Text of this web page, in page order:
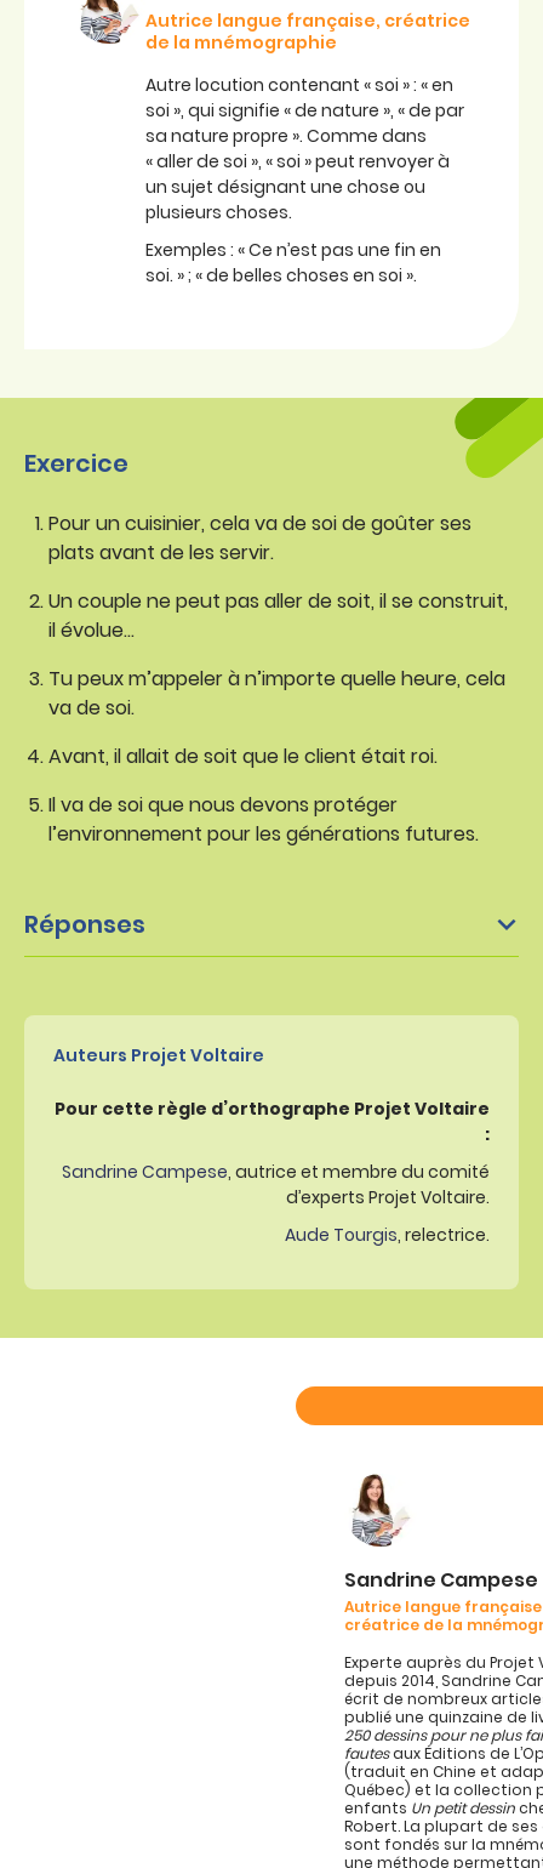
Autrice langue française, créatrice
de la mnémographie
Autre locution contenant « soi » : « en
soi », qui signifie « de nature », « de par
sa nature propre ». Comme dans
« aller de soi », « soi » peut renvoyer à
un sujet désignant une chose ou
plusieurs choses.
Exemples : « Ce n’est pas une fin en
soi. » ; « de belles choses en soi ».
Exercice
Pour un cuisinier, cela va de soi de goûter ses
plats avant de les servir.
Un couple ne peut pas aller de soit, il se construit,
il évolue…
Tu peux m’appeler à n’importe quelle heure, cela
va de soi.
Avant, il allait de soit que le client était roi.
Il va de soi que nous devons protéger
l’environnement pour les générations futures.
Réponses
Auteurs Projet Voltaire
Pour cette règle d’orthographe Projet Voltaire
:
Sandrine Campese, autrice et membre du comité
d’experts Projet Voltaire.
Aude Tourgis, relectrice.
Sandrine Campese
Autrice langue
créatrice de la
Experte auprès du Projet
depuis 2014, Sandrine
écrit de nombreux
publié une quinzaine de
250 dessins pour ne plus
fautesaux Éditions de
(traduit en Chine et
Québec) et la collection
enfants Un petit dessin
Robert. La plupart de
sont fondés sur la
une méthode